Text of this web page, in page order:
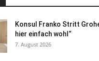
Konsul Franko Stritt
hier einfach wohl“
7. August 2026